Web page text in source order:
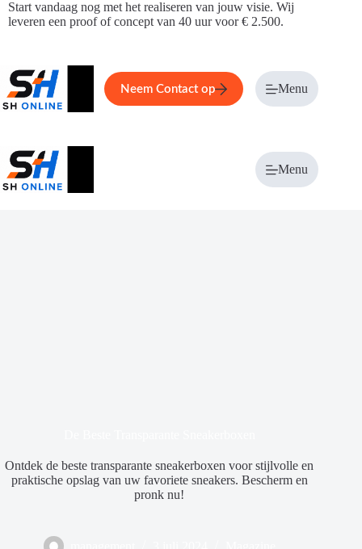
Ga
naar
Start vandaag nog met het realiseren van jouw visie. Wij
leveren een proof of concept van 40 uur voor € 2.500.
Home Service Over ons
Neem Contact op Menu
Menu
Ontdek de beste transparante sneakerboxen voor stijlvolle en
praktische opslag van uw favoriete sneakers. Bescherm en
pronk nu!